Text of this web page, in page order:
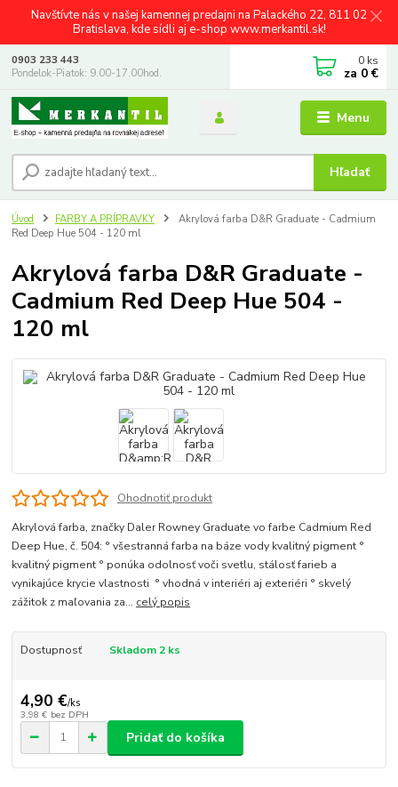
Navštívte nás v našej kamennej predajni na Palackého 22, 811 02
Bratislava, kde sídli aj e-shop www.merkantil.sk!
Menu
Hľadať
0903 233 443
Pondelok-Piatok: 9.00-17.00hod.
0 ks
za 0 €
Úvod FARBY A PRÍPRAVKY
Akrylová farba D&R Graduate - Cadmium
Red Deep Hue 504 - 120 ml
Akrylová farba D&R Graduate -
Cadmium Red Deep Hue 504 -
120 ml
Ohodnotiť produkt
Akrylová farba, značky Daler Rowney Graduate vo farbe Cadmium Red
Deep Hue, č. 504: ° všestranná farba na báze vody kvalitný pigment °
kvalitný pigment ° ponúka odolnosť voči svetlu, stálosť farieb a
vynikajúce krycie vlastnosti ° vhodná v interiéri aj exteriéri ° skvelý
zážitok z maľovania za... celý popis
Dostupnosť Skladom 2 ks
4,90 €/ks
3,98 € bez DPH
Pridať do košíka